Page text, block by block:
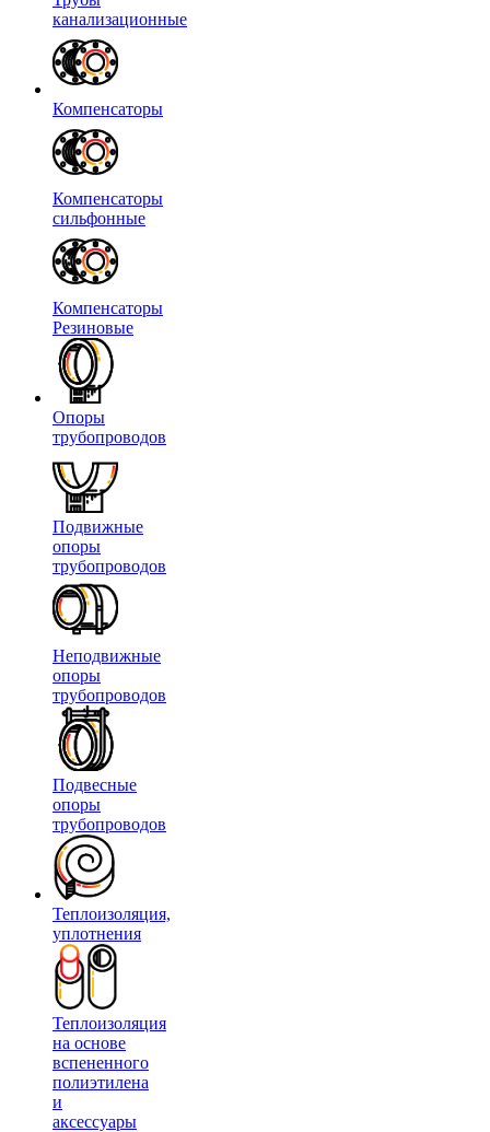
канализационные
Компенсаторы
Компенсаторы
сильфонные
Компенсаторы
Резиновые
Опоры
трубопроводов
Подвижные
опоры
трубопроводов
Неподвижные
опоры
трубопроводов
Подвесные
опоры
трубопроводов
Теплоизоляция,
уплотнения
Теплоизоляция
на основе
вспененного
полиэтилена
и
аксессуары